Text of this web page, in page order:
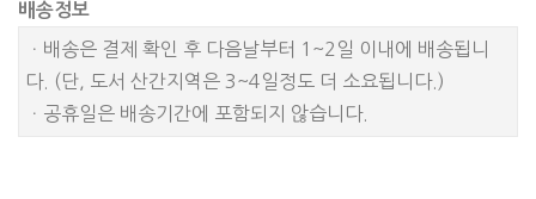
배송정보
ㆍ배송은 결제 확인 후 다음날부터 1~2일 이내에 배송됩니
다. (단, 도서 산간지역은 3~4일정도 더 소요됩니다.)
ㆍ공휴일은 배송기간에 포함되지 않습니다.